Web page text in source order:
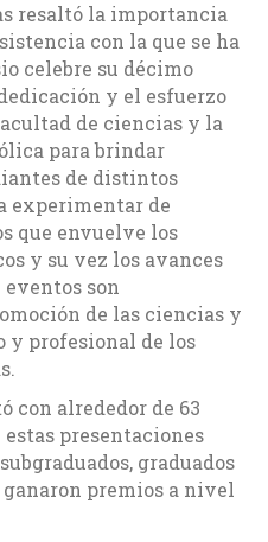
resaltó la importancia
con la que se ha
celebre su décimo
y el esfuerzo
de ciencias y la
para brindar
de distintos
experimentar de
que envuelve los
y su vez los avances
son
de las ciencias y
y profesional de los
con alrededor de 63
presentaciones
graduados
premios a nivel